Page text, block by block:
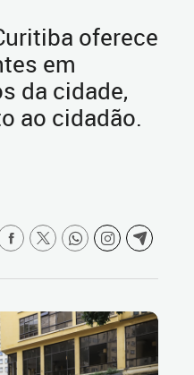
oferece
em
da cidade,
ao cidadão.